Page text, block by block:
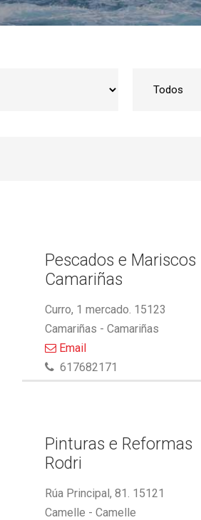
Pescados e Mariscos
Camariñas
Curro, 1 mercado. 15123
Camariñas - Camariñas
Email
617682171
Pinturas e Reformas
Rodri
Rúa Principal, 81. 15121
Camelle - Camelle